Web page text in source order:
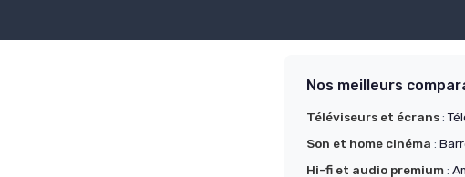
Nos meilleurs
Téléviseurs et écrans:
Son et home cinéma :
Hi-fi et audio premium: